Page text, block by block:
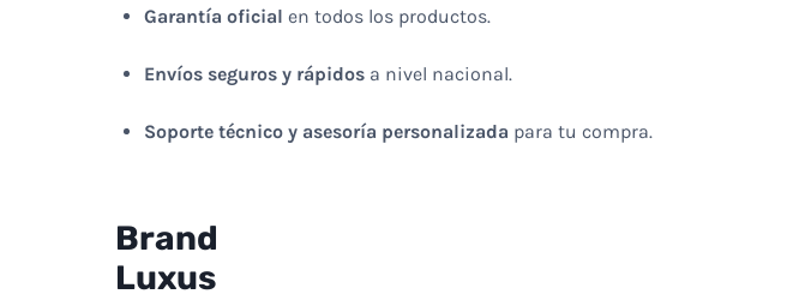
Garantía oficial en todos los productos.
Envíos seguros y rápidos a nivel nacional.
Soporte técnico y asesoría personalizada para tu compra.
Brand
Luxus